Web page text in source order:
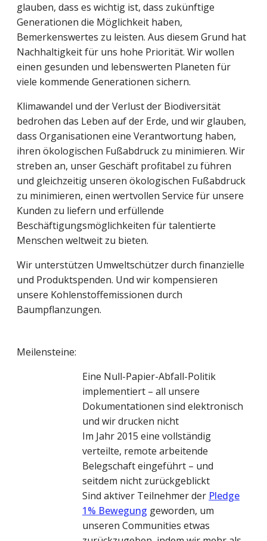
glauben, dass es wichtig ist, dass zukünftige
Generationen die Möglichkeit haben,
Bemerkenswertes zu leisten. Aus diesem Grund hat
Nachhaltigkeit für uns hohe Priorität. Wir wollen
einen gesunden und lebenswerten Planeten für
viele kommende Generationen sichern.
Klimawandel und der Verlust der Biodiversität
bedrohen das Leben auf der Erde, und wir glauben,
dass Organisationen eine Verantwortung haben,
ihren ökologischen Fußabdruck zu minimieren. Wir
streben an, unser Geschäft profitabel zu führen
und gleichzeitig unseren ökologischen Fußabdruck
zu minimieren, einen wertvollen Service für unsere
Kunden zu liefern und erfüllende
Beschäftigungsmöglichkeiten für talentierte
Menschen weltweit zu bieten.
Wir unterstützen Umweltschützer durch finanzielle
und Produktspenden. Und wir kompensieren
unsere Kohlenstoffemissionen durch
Baumpflanzungen.
Meilensteine:
Eine Null-Papier-Abfall-Politik
implementiert – all unsere
Dokumentationen sind elektronisch
und wir drucken nicht
Im Jahr 2015 eine vollständig
verteilte, remote arbeitende
Belegschaft eingeführt – und
seitdem nicht zurückgeblickt
Sind aktiver Teilnehmer der Pledge
1% Bewegung geworden, um
unseren Communities etwas